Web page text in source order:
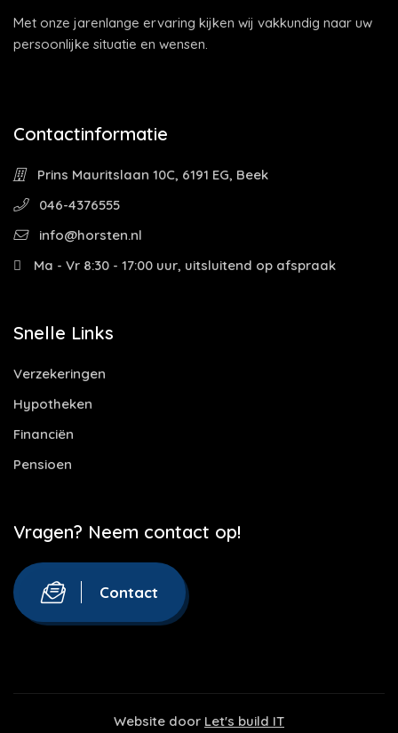
Met onze jarenlange ervaring kijken wij vakkundig naar uw
persoonlijke situatie en wensen.
Contactinformatie
Prins Mauritslaan 10C, 6191 EG, Beek
046-4376555
info@horsten.nl
Ma - Vr 8:30 - 17:00 uur, uitsluitend op afspraak
Snelle Links
Verzekeringen
Hypotheken
Financiën
Pensioen
Vragen? Neem contact op!
Contact
Website door Let's build IT